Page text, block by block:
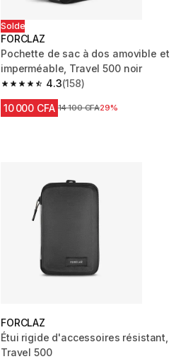
Solde
FORCLAZ
Pochette de sac à dos amovible et
imperméable, Travel 500 noir
4.3
4.3 out of 5 stars from 158 reviews
(158)
10 000 CFA Prix avant réduction
14 100 CFA29%
FORCLAZ
Étui rigide d'accessoires résistant,
Travel 500